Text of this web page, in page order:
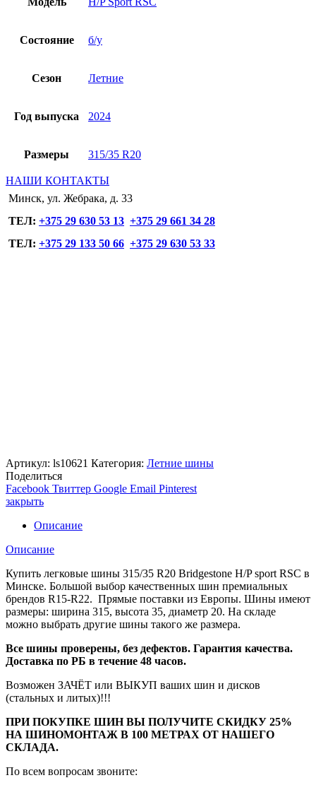
Состояние б/у
Сезон Летние
Год выпуска 2024
Размеры 315/35 R20
НАШИ КОНТАКТЫ
Минск, ул. Жебрака, д. 33
ТЕЛ: +375 29 630 53 13 +375 29 661 34 28
ТЕЛ: +375 29 133 50 66 +375 29 630 53 33
Артикул: ls10621 Категория: Летние шины
Поделиться
Facebook Твиттер Google Email Pinterest
закрыть
Описание
Описание
Купить легковые шины 315/35 R20 Bridgestone H/P sport RSC в
Минске. Большой выбор качественных шин премиальных
брендов R15-R22. Прямые поставки из Европы. Шины имеют
размеры: ширина 315, высота 35, диаметр 20. На складе
можно выбрать другие шины такого же размера.
Все шины проверены, без дефектов. Гарантия качества.
Доставка по РБ в течение 48 часов.
Возможен ЗАЧЁТ или ВЫКУП ваших шин и дисков
(стальных и литых)!!!
ПРИ ПОКУПКЕ ШИН ВЫ ПОЛУЧИТЕ СКИДКУ 25%
НА ШИНОМОНТАЖ В 100 МЕТРАХ ОТ НАШЕГО
СКЛАДА.
По всем вопросам звоните: